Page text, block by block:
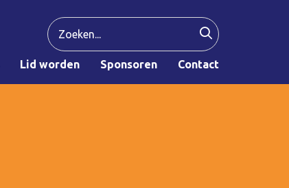
Lid worden Sponsoren Contact